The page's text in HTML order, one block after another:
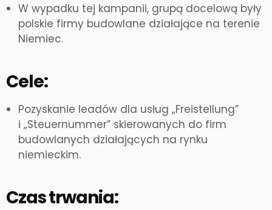
W wypadku tej kampanii, grupą docelową były
polskie firmy budowlane działające na terenie
Niemiec.
Cele:
Pozyskanie leadów dla usług „Freistellung”
i „Steuernummer” skierowanych do firm
budowlanych działających na rynku
niemieckim.
Czas trwania: